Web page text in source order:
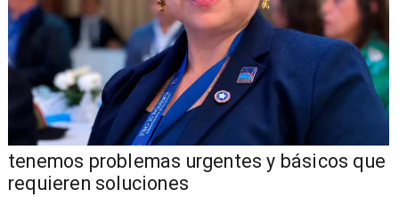
tenemos problemas urgentes y básicos que
requieren soluciones